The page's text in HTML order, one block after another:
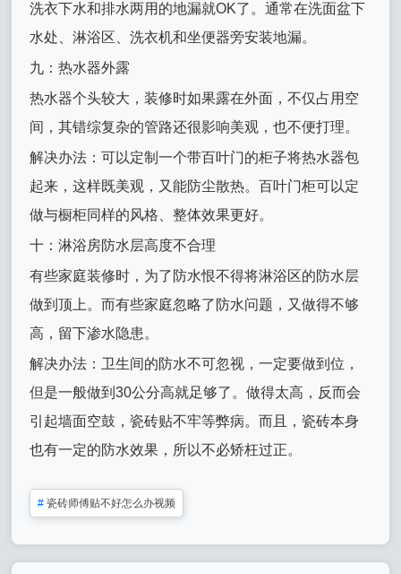
洗衣下水和排水两用的地漏就OK了。通常在洗面盆下
水处、淋浴区、洗衣机和坐便器旁安装地漏。
九：热水器外露
热水器个头较大，装修时如果露在外面，不仅占用空
间，其错综复杂的管路还很影响美观，也不便打理。
解决办法：可以定制一个带百叶门的柜子将热水器包
起来，这样既美观，又能防尘散热。百叶门柜可以定
做与橱柜同样的风格、整体效果更好。
十：淋浴房防水层高度不合理
有些家庭装修时，为了防水恨不得将淋浴区的防水层
做到顶上。而有些家庭忽略了防水问题，又做得不够
高，留下渗水隐患。
解决办法：卫生间的防水不可忽视，一定要做到位，
但是一般做到30公分高就足够了。做得太高，反而会
引起墙面空鼓，瓷砖贴不牢等弊病。而且，瓷砖本身
也有一定的防水效果，所以不必矫枉过正。
# 瓷砖师傅贴不好怎么办视频